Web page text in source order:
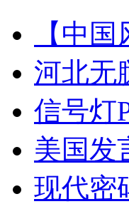
【中
河北无
信号灯
美国发
现代密